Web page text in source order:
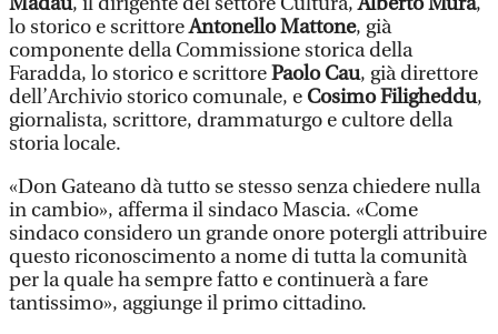
lo storico e scrittoreAntonello Mattone, già
componente della Commissione storica della
Faradda, lo storico e scrittorePaolo Cau, già direttore
dell’Archivio storico comunale, e Cosimo Filigheddu,
giornalista, scrittore, drammaturgo e cultore della
storia locale.
«Don Gateano dà tutto se stesso senza chiedere nulla
in cambio», afferma il sindaco Mascia. «Come
sindaco considero un grande onore potergli attribuire
questo riconoscimento a nome di tutta la comunità
per la quale ha sempre fatto e continuerà a fare
tantissimo», aggiunge il primo cittadino.